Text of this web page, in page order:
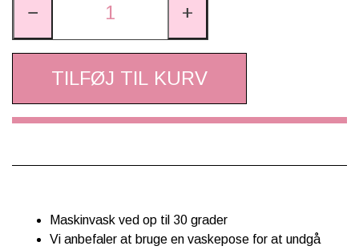
stævnepladsen. Kan matches med
træktovfor et komplet look.
− +
TILFØJ TIL KURV
Maskinvask ved op til 30 grader
Vi anbefaler at bruge en vaskepose for at undgå